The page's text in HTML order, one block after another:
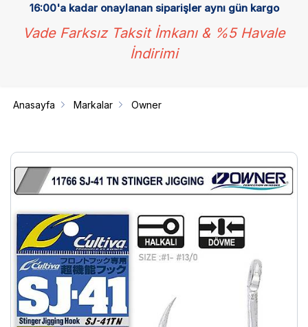
16:00'a kadar onaylanan siparişler aynı gün kargo
Vade Farksız Taksit İmkanı & %5 Havale
İndirimi
Anasayfa Markalar Owner